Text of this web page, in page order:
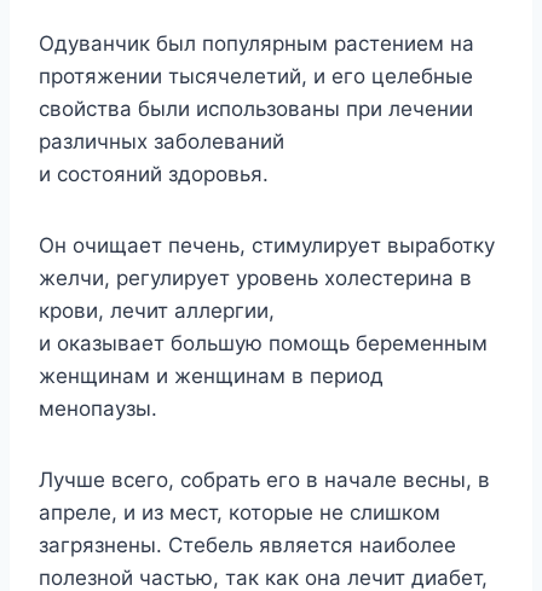
Одуванчик был популярным растением на
протяжении тысячелетий, и его целебные
свойства были использованы при лечении
различных заболеваний
и состояний здоровья.
Он очищает печень, стимулирует выработку
желчи, регулирует уровень холестерина в
крови, лечит аллергии,
и оказывает большую помощь беременным
женщинам и женщинам в период
менопаузы.
Лучше всего, собрать его в начале весны, в
апреле, и из мест, которые не слишком
загрязнены. Стебель является наиболее
полезной частью, так как она лечит диабет,